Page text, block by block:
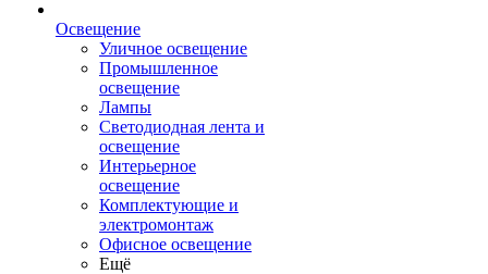
Освещение
Уличное освещение
Промышленное
освещение
Лампы
Светодиодная лента и
освещение
Интерьерное
освещение
Комплектующие и
электромонтаж
Офисное освещение
Ещё